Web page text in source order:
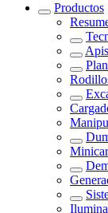
Productos